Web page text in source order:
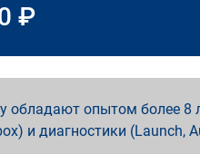
₽
обладают опытом более
и диагностики (Launch,